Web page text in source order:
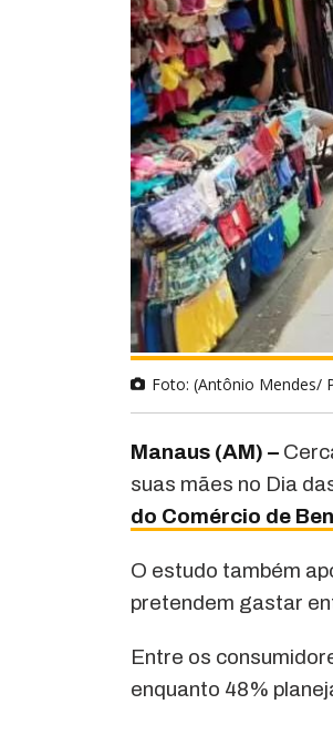
Foto: (Antônio Mendes/
Manaus (AM) –
suas mães no Dia
do Comércio de
O estudo também
pretendem gastar
Entre os
enquanto 48%